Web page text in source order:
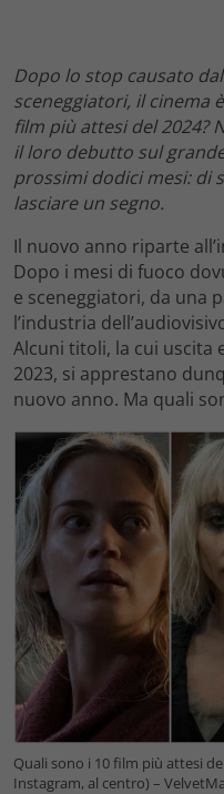
Dopo lo stop causato
sceneggiatori, il cinema
film più attesi del 2024?
il loro debutto sul
prossimi dodici mesi: di
lasciare un segno.
Il nuovo anno riparte
Dopo i mesi di fuoco
e sceneggiatori, da una
l’industria
Alcuni titoli, la cui uscita
2023, si apprestano
nuovo anno. Ma quali
Quali sono i 10 film più attesi
Instagram, al centro) –